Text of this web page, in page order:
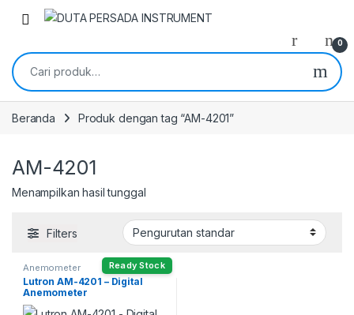
Skip to navigation
Skip to content
0
Pencarian untuk:
Beranda Produk dengan tag “AM-4201”
AM-4201
Menampilkan hasil tunggal
Filters
Ready Stock
Anemometer
Lutron AM-4201 – Digital
Anemometer